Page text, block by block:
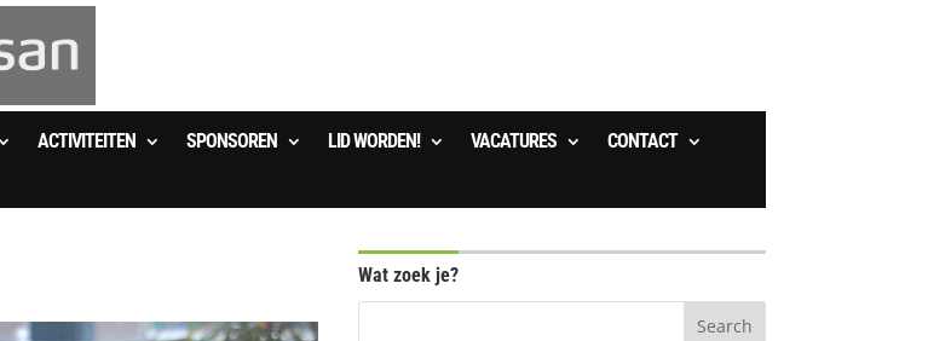
ACTIVITEITEN SPONSOREN LID WORDEN! VACATURES
CONTACT
Wat zoek je?